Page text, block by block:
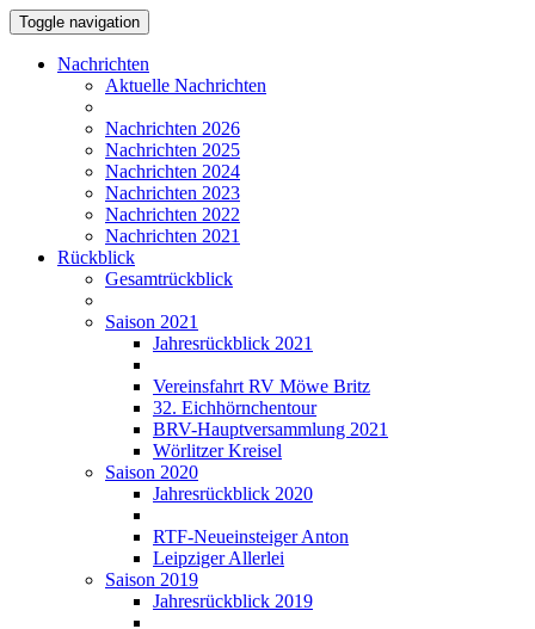
Toggle navigation
Nachrichten
Aktuelle Nachrichten
Nachrichten 2026
Nachrichten 2025
Nachrichten 2024
Nachrichten 2023
Nachrichten 2022
Nachrichten 2021
Rückblick
Gesamtrückblick
Saison 2021
Jahresrückblick 2021
Vereinsfahrt RV Möwe Britz
32. Eichhörnchentour
BRV-Hauptversammlung 2021
Wörlitzer Kreisel
Saison 2020
Jahresrückblick 2020
RTF-Neueinsteiger Anton
Leipziger Allerlei
Saison 2019
Jahresrückblick 2019